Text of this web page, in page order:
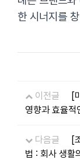
한 시너지를
이전글
[
영향과 효율적
다음글
[
법 : 회사 생활